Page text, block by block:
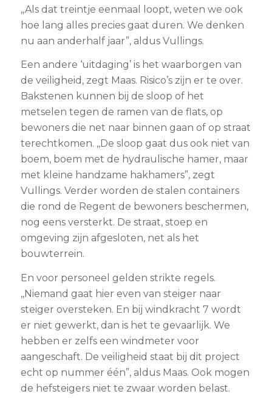
,,Als dat treintje eenmaal loopt, weten we ook
hoe lang alles precies gaat duren. We denken
nu aan anderhalf jaar”, aldus Vullings.
Een andere ‘uitdaging’ is het waarborgen van
de veiligheid, zegt Maas. Risico’s zijn er te over.
Bakstenen kunnen bij de sloop of het
metselen tegen de ramen van de flats, op
bewoners die net naar binnen gaan of op straat
terechtkomen. ,,De sloop gaat dus ook niet van
boem, boem met de hydraulische hamer, maar
met kleine handzame hakhamers”, zegt
Vullings. Verder worden de stalen containers
die rond de Regent de bewoners beschermen,
nog eens versterkt. De straat, stoep en
omgeving zijn afgesloten, net als het
bouwterrein.
En voor personeel gelden strikte regels.
,,Niemand gaat hier even van steiger naar
steiger oversteken. En bij windkracht 7 wordt
er niet gewerkt, dan is het te gevaarlijk. We
hebben er zelfs een windmeter voor
aangeschaft. De veiligheid staat bij dit project
echt op nummer één”, aldus Maas. Ook mogen
de hefsteigers niet te zwaar worden belast.